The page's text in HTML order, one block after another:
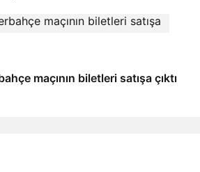
maçının biletleri satışa çıktı